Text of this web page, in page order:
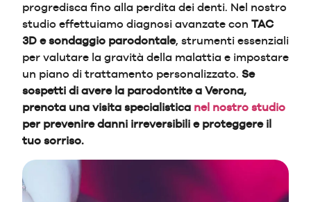
progredisca fino alla perdita dei denti. Nel nostro
studio effettuiamo diagnosi avanzate con TAC
3D e sondaggio parodontale, strumenti essenziali
per valutare la gravità della malattia e impostare
un piano di trattamento personalizzato. Se
sospetti di avere la parodontite a Verona,
prenota una visita specialistica nel nostro studio
per prevenire danni irreversibili e proteggere il
tuo sorriso.